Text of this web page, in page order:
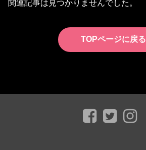
関連記事は見つかりませんでした。
TOPページに戻る